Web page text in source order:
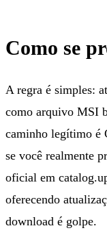
Como se
A regra é simples:
como arquivo MSI
caminho legítimo é
se você realmente
oficial em
oferecendo
download é golpe.